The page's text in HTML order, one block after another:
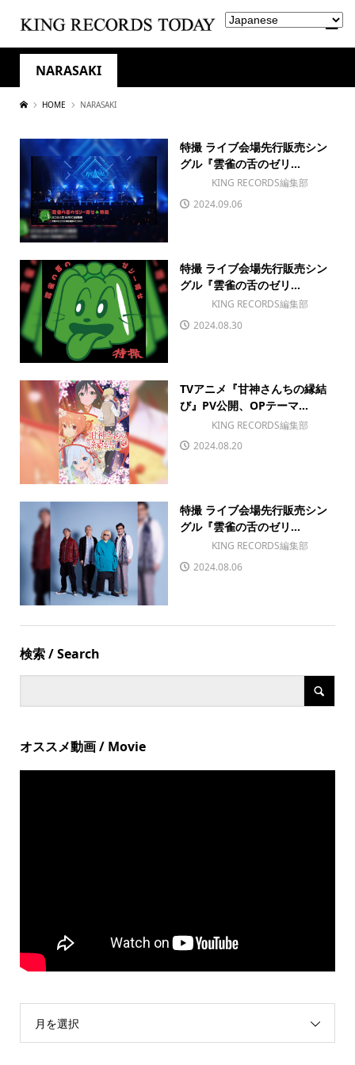
NARASAKI
HOME NARASAKI
特撮 ライブ会場先行販売シン
グル『雲雀の舌のゼリ...
KING RECORDS編集部
2024.09.06
特撮 ライブ会場先行販売シン
グル『雲雀の舌のゼリ...
KING RECORDS編集部
2024.08.30
TVアニメ『甘神さんちの縁結
び』PV公開、OPテーマ...
KING RECORDS編集部
2024.08.20
特撮 ライブ会場先行販売シン
グル『雲雀の舌のゼリ...
KING RECORDS編集部
2024.08.06
検索 / Search
オススメ動画 / Movie
月を選択